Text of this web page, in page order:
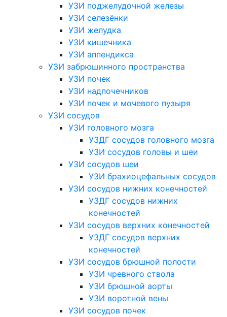
УЗИ поджелудочной железы
УЗИ селезёнки
УЗИ желудка
УЗИ кишечника
УЗИ аппендикса
УЗИ забрюшинного пространства
УЗИ почек
УЗИ надпочечников
УЗИ почек и мочевого пузыря
УЗИ сосудов
УЗИ головного мозга
УЗДГ сосудов головного мозга
УЗИ сосудов головы и шеи
УЗИ сосудов шеи
УЗИ брахиоцефальных сосудов
УЗИ сосудов нижних конечностей
УЗДГ сосудов нижних
конечностей
УЗИ сосудов верхних конечностей
УЗДГ сосудов верхних
конечностей
УЗИ сосудов брюшной полости
УЗИ чревного ствола
УЗИ брюшной аорты
УЗИ воротной вены
УЗИ сосудов почек